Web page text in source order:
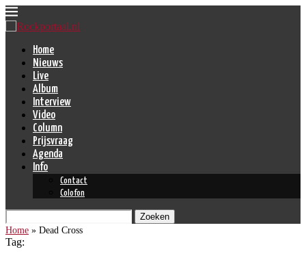
Home
Nieuws
Live
Album
Interview
Video
Column
Prijsvraag
Agenda
Info
Contact
Colofon
Zoeken
Home » Dead Cross
Tag: